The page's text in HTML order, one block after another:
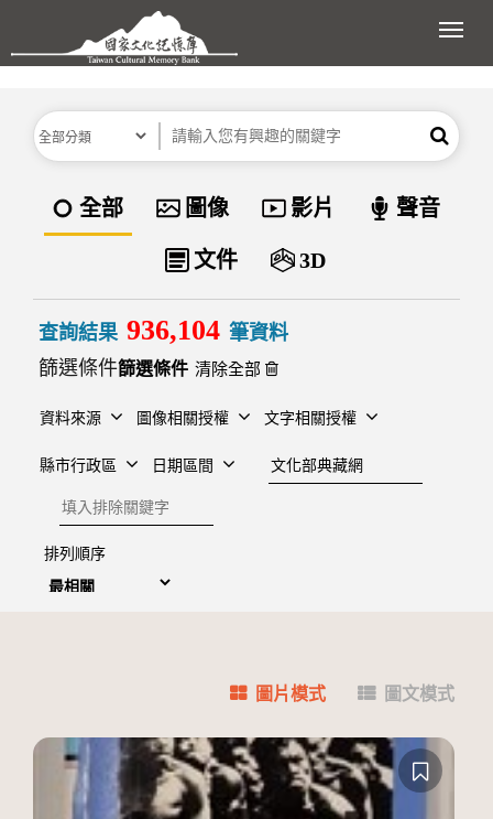
跳到主要內容區塊
展
分類 關鍵字 搜尋
資料類型
全部 圖像 影片 聲音
文件 3D
查詢結果 936,104 筆資料
篩選條件
清除全部
資料來源 圖像相關授權 文字相關授權
縣市行政區 日期區間
建檔單位
排除關鍵字
排列順序
圖片模式 圖文模式